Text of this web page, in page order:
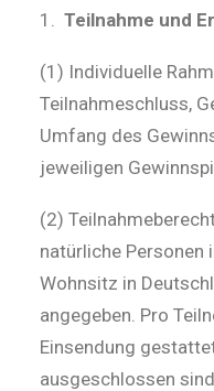
Teilnahme und
(1) Individuelle
Teilnahmeschluss,
Umfang des
jeweiligen
(2)
natürliche Personen
Wohnsitz in
angegeben. Pro
Einsendung
ausgeschlossen